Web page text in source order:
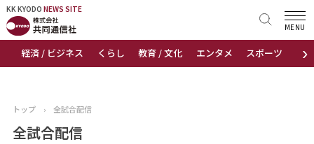
KK KYODO NEWS SITE
›
経済 / ビジネス くらし 教育 / 文化 エンタメ スポーツ 地域
MENU
KK KYODONEWS SITE
トップページ
ニュース
トップ › 全試合配信
全試合配信